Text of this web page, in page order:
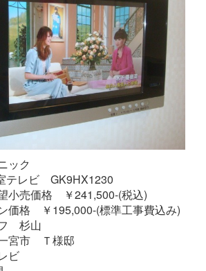
ック
テレビ GK9HX1230
小売価格 ￥241,500-(税込)
価格 ￥195,000-(標準工事費込み)
杉山
宮市 Ｔ様邸
ビ